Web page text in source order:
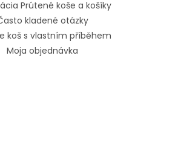
Prútené koše a košíky
kladené otázky
koš s vlastním příběhem
Moja objednávka